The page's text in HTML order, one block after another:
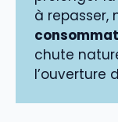
à repasser,
chute
l’ouverture